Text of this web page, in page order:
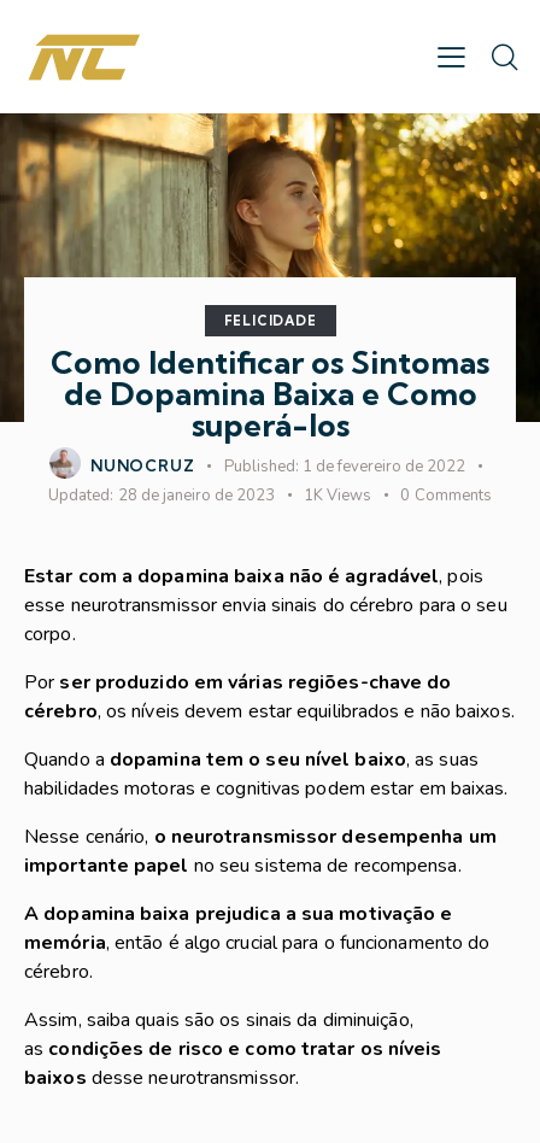
FELICIDADE
Como Identificar os Sintomas
de Dopamina Baixa e Como
superá-los
NUNOCRUZ Published: 1 de fevereiro de 2022
Updated: 28 de janeiro de 2023 1K Views 0 Comments
Estar com a dopamina baixa não é agradável, pois
esse neurotransmissor envia sinais do cérebro para o seu
corpo.
Por ser produzido em várias regiões-chave do
cérebro, os níveis devem estar equilibrados e não baixos.
Quando a dopamina tem o seu nível baixo, as suas
habilidades motoras e cognitivas podem estar em baixas.
Nesse cenário, o neurotransmissor desempenha um
importante papel no seu sistema de recompensa.
A dopamina baixa prejudica a sua motivação e
memória, então é algo crucial para o funcionamento do
cérebro.
Assim, saiba quais são os sinais da diminuição,
as condições de risco e como tratar os níveis
baixos desse neurotransmissor.